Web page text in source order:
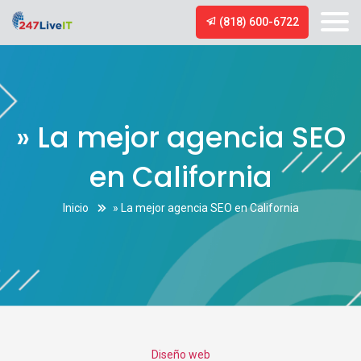
(818) 600-6722
» La mejor agencia SEO
en California
Inicio » La mejor agencia SEO en California
Categories
Diseño web